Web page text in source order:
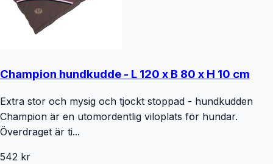
Champion hundkudde - L 120 x B 80 x H 10 cm
Extra stor och mysig och tjockt stoppad - hundkudden
Champion är en utomordentlig viloplats för hundar.
Överdraget är ti...
542 kr